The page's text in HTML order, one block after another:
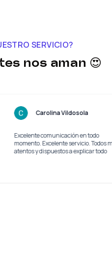
SERVICIO?
nos aman 😍
Excelente comunicación en
momento. Excelente
atentos y dispuestos a
Carolina Vildosola